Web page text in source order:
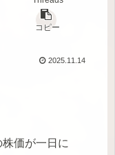
コピー
2025.11.14
価が一日に